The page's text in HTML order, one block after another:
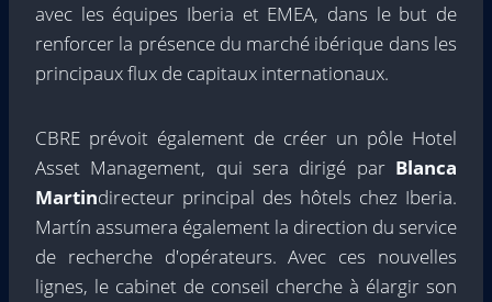
avec les équipes Iberia et EMEA, dans le but de
renforcer la présence du marché ibérique dans les
principaux flux de capitaux internationaux.
CBRE prévoit également de créer un pôle Hotel
Asset Management, qui sera dirigé par Blanca
Martindirecteur principal des hôtels chez Iberia.
Martín assumera également la direction du service
de recherche d'opérateurs. Avec ces nouvelles
lignes, le cabinet de conseil cherche à élargir son